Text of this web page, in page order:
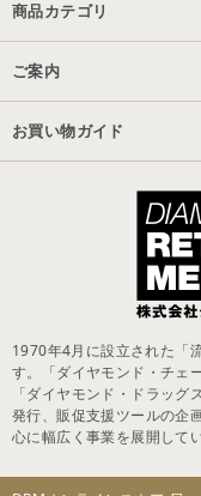
商品カテゴリ
ご案内
お買い物ガイド
1970年4月に設立された「
す。「ダイヤモンド・チェ
「ダイヤモンド・ドラッグ
発行、販促支援ツールの企
心に幅広く事業を展開してい